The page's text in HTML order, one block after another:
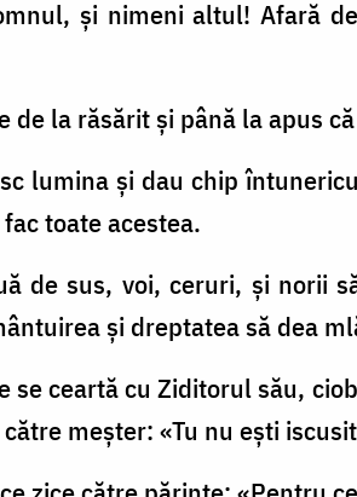
şi nimeni altul! Afară
de la răsărit şi până la apus
lumina şi dau chip
toate acestea.
de sus, voi, ceruri, şi norii
şi dreptatea să dea
se ceartă cu Ziditorul său,
meşter: «Tu nu eşti